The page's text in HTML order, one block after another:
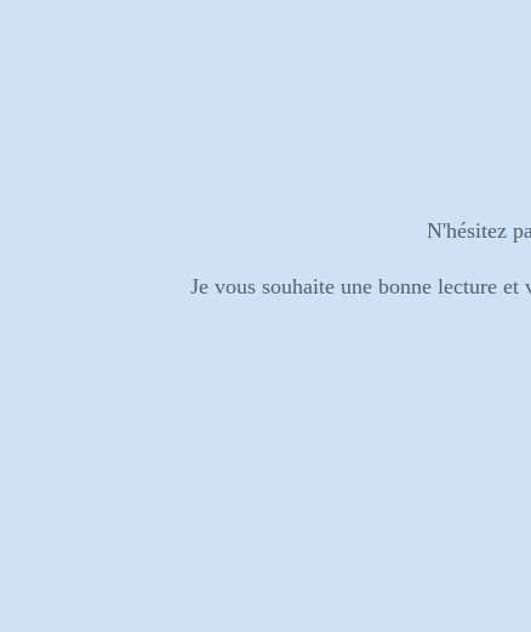
N'hésitez
Je vous souhaite une bonne lecture